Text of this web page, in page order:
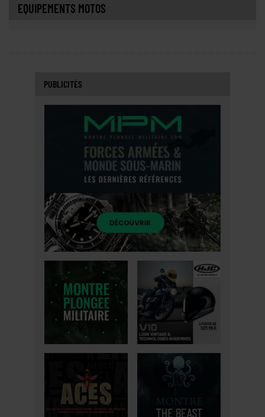
EQUIPEMENTS MOTOS
PUBLICITÉS